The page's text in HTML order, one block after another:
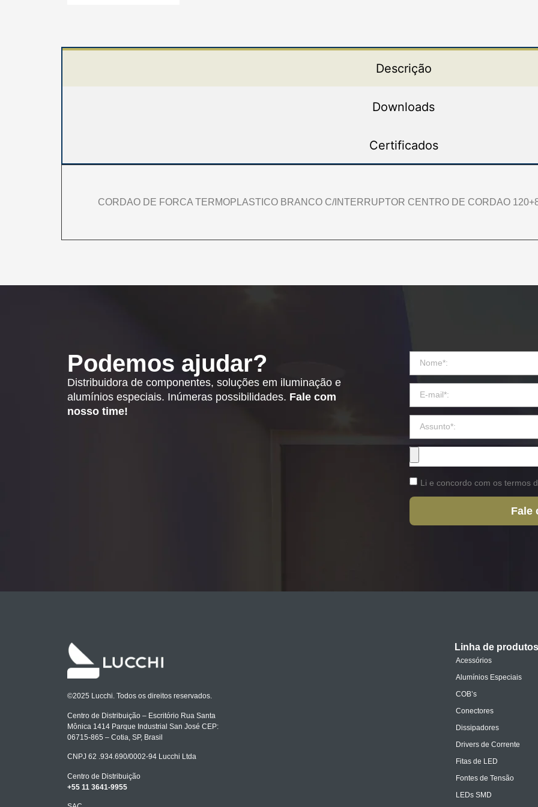
Descrição
Downloads
Certificados
CORDAO DE FORCA TERMOPLASTICO BRANCO C/INTERRUPTOR CENTRO DE CORDAO
Podemos ajudar?
Distribuidora de componentes, soluções em iluminação e
alumínios especiais. Inúmeras possibilidades. Fale com
nosso time!
Li e concordo com os termos
Fale
©2025 Lucchi. Todos os direitos reservados.
Centro de Distribuição – Escritório Rua Santa
Mônica 1414 Parque Industrial San José CEP:
06715-865 – Cotia, SP, Brasil
CNPJ 62 .934.690/0002-94 Lucchi Ltda
Centro de Distribuição
+55 11 3641-9955
Linha de produtos
Acessórios
Alumínios Especiais
COB’s
Conectores
Dissipadores
Drivers de Corrente
Fitas de LED
Fontes de Tensão
LEDs SMD